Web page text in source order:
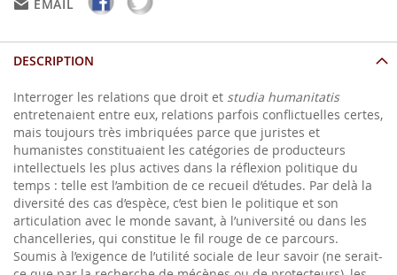
EMAIL
DESCRIPTION
Interroger les relations que droit et studia humanitatis
entretenaient entre eux, relations parfois conflictuelles certes,
mais toujours très imbriquées parce que juristes et
humanistes constituaient les catégories de producteurs
intellectuels les plus actives dans la réflexion politique du
temps : telle est l’ambition de ce recueil d’études. Par delà la
diversité des cas d’espèce, c’est bien le politique et son
articulation avec le monde savant, à l’université ou dans les
chancelleries, qui constitue le fil rouge de ce parcours.
Soumis à l’exigence de l’utilité sociale de leur savoir (ne serait-